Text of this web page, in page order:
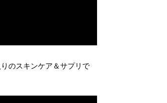
のスキンケア＆サプリで